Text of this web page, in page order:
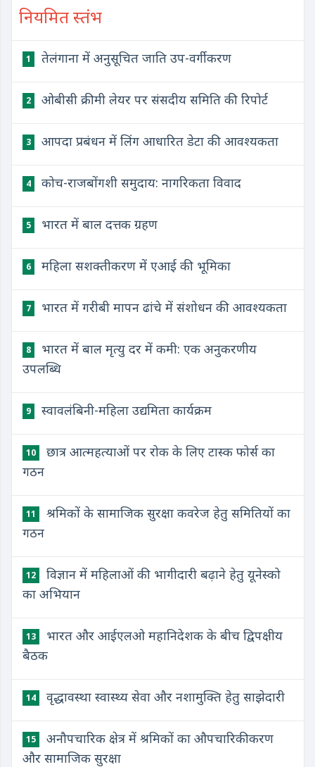
नियमित स्तंभ
1 तेलंगाना में अनुसूचित जाति उप-वर्गीकरण
2 ओबीसी क्रीमी लेयर पर संसदीय समिति की रिपोर्ट
3 आपदा प्रबंधन में लिंग आधारित डेटा की आवश्यकता
4 कोच-राजबोंगशी समुदाय: नागरिकता विवाद
5 भारत में बाल दत्तक ग्रहण
6 महिला सशक्तीकरण में एआई की भूमिका
7 भारत में गरीबी मापन ढांचे में संशोधन की आवश्यकता
8
भारत में बाल मृत्यु दर में कमी: एक अनुकरणीय
उपलब्धि
9 स्वावलंबिनी-महिला उद्यमिता कार्यक्रम
10
छात्र आत्महत्याओं पर रोक के लिए टास्क फोर्स का
गठन
11
श्रमिकों के सामाजिक सुरक्षा कवरेज हेतु समितियों का
गठन
12
विज्ञान में महिलाओं की भागीदारी बढ़ाने हेतु यूनेस्को
का अभियान
13
भारत और आईएलओ महानिदेशक के बीच द्विपक्षीय
बैठक
14 वृद्धावस्था स्वास्थ्य सेवा और नशामुक्ति हेतु साझेदारी
15
अनौपचारिक क्षेत्र में श्रमिकों का औपचारिकीकरण
और सामाजिक सुरक्षा